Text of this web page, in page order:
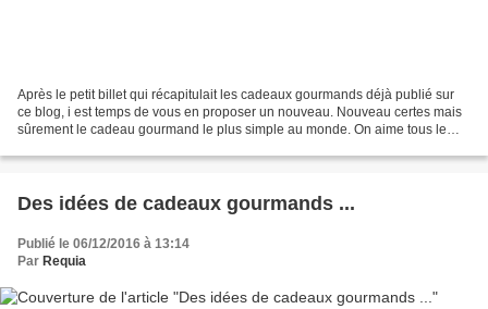
Après le petit billet qui récapitulait les cadeaux gourmands déjà publié sur
ce blog, i est temps de vous en proposer un nouveau. Nouveau certes mais
sûrement le cadeau gourmand le plus simple au monde. On aime tous le
Des idées de cadeaux gourmands ...
Publié le 06/12/2016 à 13:14
Par Requia